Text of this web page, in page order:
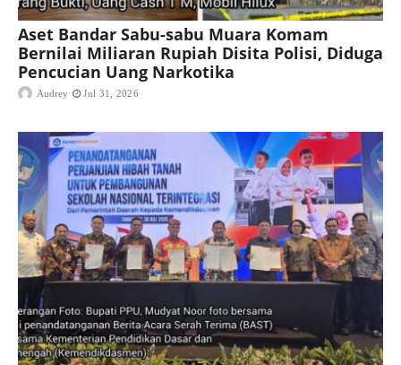
Aset Bandar Sabu-sabu Muara Komam
Bernilai Miliaran Rupiah Disita Polisi, Diduga
Pencucian Uang Narkotika
Audrey Jul 31, 2026